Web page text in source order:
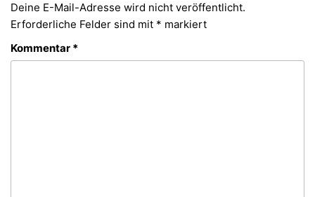
Deine E-Mail-Adresse wird nicht veröffentlicht.
Erforderliche Felder sind mit * markiert
Kommentar *